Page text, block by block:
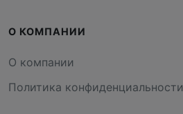
О КОМПАНИИ
О компании
Политика конфиденциальности